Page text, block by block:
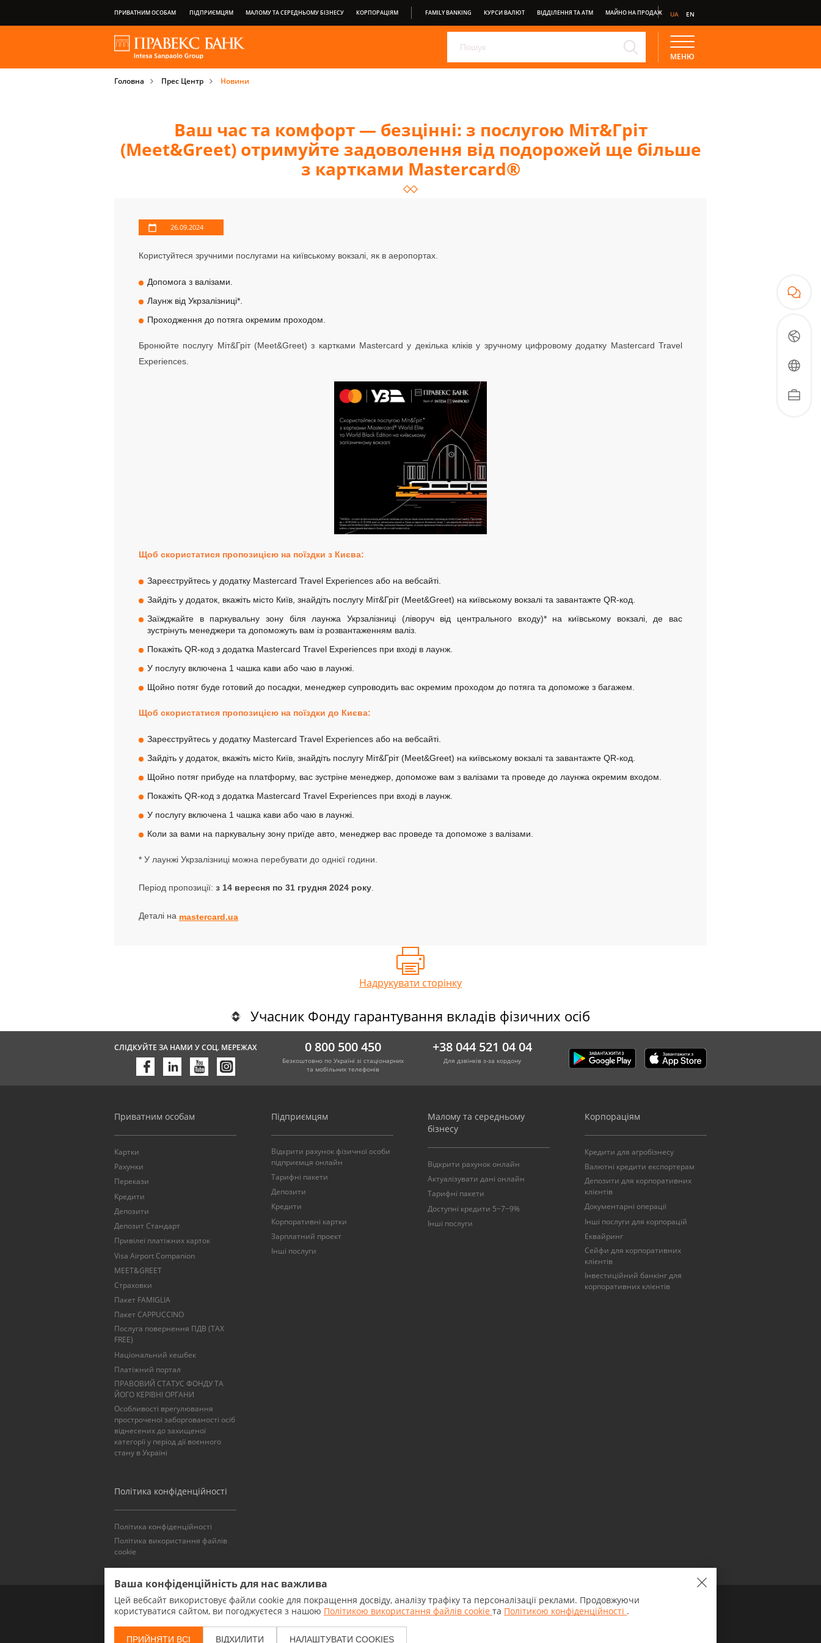
ПРИВАТНИМ ОСОБАМ ПІДПРИЄМЦЯМ МАЛОМУ ТА СЕРЕДНЬОМУ БІЗНЕСУ КОРПОРАЦІЯМ FAMILY BANKING КУРСИ ВАЛЮТ ВІДДІЛЕННЯ ТА АТМ МАЙНО НА ПРОДАЖ UA EN
НАША ГРУПА ПРО БАНК ДЕПОЗИТ СТАНДАРТ
ПРИВІЛЕЇ ПЛАТІЖНИХ КАРТОК
МЕНЮ
Головна Прес Центр Новини
Ваш час та комфорт ― безцінні: з послугою Міт&Гріт
(Meet&Greet) отримуйте задоволення від подорожей ще більше
з картками Mastercard®
26.09.2024
Користуйтеся зручними послугами на київському вокзалі, як в аеропортах.
Допомога з валізами.
Лаунж від Укрзалізниці*.
Проходження до потяга окремим проходом.
Бронюйте послугу Міт&Гріт (Meet&Greet) з картками Mastercard у декілька кліків у зручному цифровому додатку Mastercard Travel
Experiences.
Щоб скористатися пропозицією на поїздки з Києва:
Зареєструйтесь у додатку Mastercard Travel Experiences або на вебсайті.
Зайдіть у додаток, вкажіть місто Київ, знайдіть послугу Міт&Гріт (Meet&Greet) на київському вокзалі та завантажте QR-код.
Заїжджайте в паркувальну зону біля лаунжа Укрзалізниці (ліворуч від центрального входу)* на київському вокзалі, де вас
зустрінуть менеджери та допоможуть вам із розвантаженням валіз.
Покажіть QR-код з додатка Mastercard Travel Experiences при вході в лаунж.
У послугу включена 1 чашка кави або чаю в лаунжі.
Щойно потяг буде готовий до посадки, менеджер супроводить вас окремим проходом до потяга та допоможе з багажем.
Щоб скористатися пропозицією на поїздки до Києва:
Зареєструйтесь у додатку Mastercard Travel Experiences або на вебсайті.
Зайдіть у додаток, вкажіть місто Київ, знайдіть послугу Міт&Гріт (Meet&Greet) на київському вокзалі та завантажте QR-код.
Щойно потяг прибуде на платформу, вас зустріне менеджер, допоможе вам з валізами та проведе до лаунжа окремим входом.
Покажіть QR-код з додатка Mastercard Travel Experiences при вході в лаунж.
У послугу включена 1 чашка кави або чаю в лаунжі.
Коли за вами на паркувальну зону приїде авто, менеджер вас проведе та допоможе з валізами.
* У лаунжі Укрзалізниці можна перебувати до однієї години.
Період пропозиції: з 14 вересня по 31 грудня 2024 року
Деталі на mastercard.ua
Надрукувати сторінку
Учасник Фонду гарантування вкладів фізичних осіб
СЛІДКУЙТЕ ЗА НАМИ У СОЦ. МЕРЕЖАХ 0 800 500 450
Безкоштовно по Україні зі стаціонарних
та мобільних телефонів
+38 044 521 04 04
Для дзвінків з-за кордону
Приватним особам
Картки
Рахунки
Перекази
Кредити
Депозити
Депозит Стандарт
Привілеї платіжних карток
Visa Airport Companion
MEET&GREET
Страховки
Пакет FAMIGLIA
Пакет CAPPUCCINO
Послуга повернення ПДВ (TAX
FREE)
Національний кешбек
Платіжний портал
ПРАВОВИЙ СТАТУС ФОНДУ ТА
ЙОГО КЕРІВНІ ОРГАНИ
Особливості врегулювання
простроченої заборгованості осіб
віднесених до захищеної
категорії у період дії воєнного
стану в Україні
Підприємцям
Відкрити рахунок фізичної особи
підприємця онлайн
Тарифні пакети
Депозити
Кредити
Корпоративні картки
Зарплатний проект
Інші послуги
Малому та середньому
бізнесу
Відкрити рахунок онлайн
Актуалізувати дані онлайн
Тарифні пакети
Доступні кредити 5−7−9%
Інші послуги
Корпораціям
Кредити для агробізнесу
Валютні кредити експортерам
Депозити для корпоративних
клієнтів
Документарні операції
Інші послуги для корпорацій
Еквайринг
Сейфи для корпоративних
клієнтів
Інвестиційний банкінг для
корпоративних клієнтів
Політика конфіденційності
Політика конфіденційності
Політика використання файлів
cookie
2026 Всі права захищені.
Ліцензія НБУ №7 від 18.04.2018.
Банк зареєстровано НБУ
29.12.1992 в Державному
Ваша конфіденційність для нас важлива
Цей вебсайт використовує файли cookie для покращення досвіду, аналізу трафіку та персоналізації реклами. Продовжуючи
користуватися сайтом, ви погоджуєтеся з нашою Політикою використання файлів cookie та Політикою конфіденційності .
ПРИЙНЯТИ ВСІ ВІДХИЛИТИ НАЛАШТУВАТИ COOKIES